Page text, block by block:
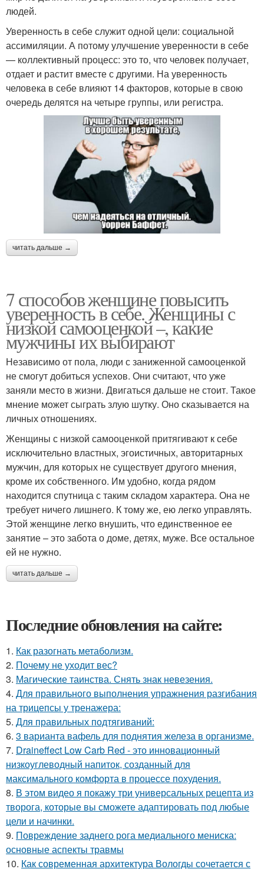
людей.
Уверенность в себе служит одной цели: социальной
ассимиляции. А потому улучшение уверенности в себе
— коллективный процесс: это то, что человек получает,
отдает и растит вместе с другими. На уверенность
человека в себе влияют 14 факторов, которые в свою
очередь делятся на четыре группы, или регистра.
читать дальше →
7 способов женщине повысить
уверенность в себе. Женщины с
низкой самооценкой –, какие
мужчины их выбирают
Независимо от пола, люди с заниженной самооценкой
не смогут добиться успехов. Они считают, что уже
заняли место в жизни. Двигаться дальше не стоит. Такое
мнение может сыграть злую шутку. Оно сказывается на
личных отношениях.
Женщины с низкой самооценкой притягивают к себе
исключительно властных, эгоистичных, авторитарных
мужчин, для которых не существует другого мнения,
кроме их собственного. Им удобно, когда рядом
находится спутница с таким складом характера. Она не
требует ничего лишнего. К тому же, ею легко управлять.
Этой женщине легко внушить, что единственное ее
занятие – это забота о доме, детях, муже. Все остальное
ей не нужно.
читать дальше →
Последние обновления на сайте:
1. Как разогнать метаболизм.
2. Почему не уходит вес?
3. Магические таинства. Снять знак невезения.
4. Для правильного выполнения упражнения разгибания
на трицепсы у тренажера:
5. Для правильных подтягиваний:
6. 3 варианта вафель для поднятия железа в организме.
7. Draineffect Low Carb Red - это инновационный
низкоуглеводный напиток, созданный для
максимального комфорта в процессе похудения.
8. В этом видео я покажу три универсальных рецепта из
творога, которые вы сможете адаптировать под любые
цели и начинки.
9. Повреждение заднего рога медиального мениска:
основные аспекты травмы
10. Как современная архитектура Вологды сочетается с